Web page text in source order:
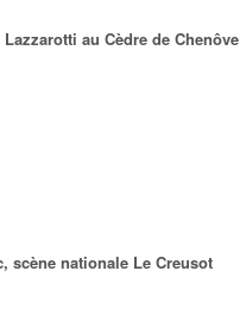
au Cèdre de Chenôve
scène nationale Le Creusot